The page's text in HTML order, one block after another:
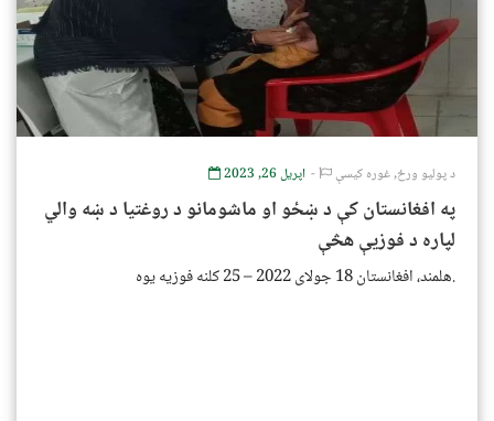
اپریل 26, 2023 د پولیو ورځ,غوره کیسې
په افغانستان کې د ښځو او ماشومانو د روغتیا د ښه والي
لپاره د فوزیې هڅې
هلمند، افغانستان 18 جولای 2022 – 25 کلنه فوزیه یوه.